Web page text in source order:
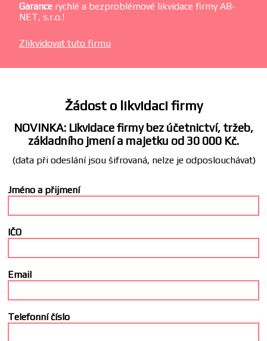
Garance rychlé a bezproblémové likvidace firmy AB-
NET, s.r.o.!
Zlikvidovat tuto firmu
Žádost o likvidaci firmy
NOVINKA: Likvidace firmy bez účetnictví, tržeb,
základního jmení a majetku od 30 000 Kč.
(data při odeslání jsou šifrovaná, nelze je odposlouchávat)
Jméno a přijmení
IČO
Email
Telefonní číslo